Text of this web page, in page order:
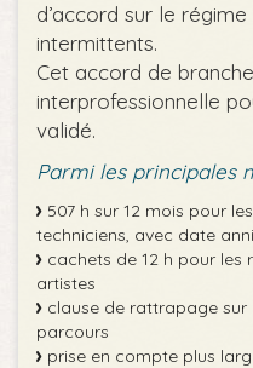
d’accord sur le
intermittents.
Cet accord de
interprofessionnelle
validé.
Parmi les principales
507 h sur 12 mois pour
techniciens, avec date
cachets de 12 h pour les
artistes
clause de rattrapage sur
parcours
prise en compte plus